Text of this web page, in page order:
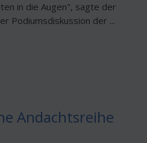
in die Augen", sagte der
Podiumsdiskussion der ...
Andachtsreihe